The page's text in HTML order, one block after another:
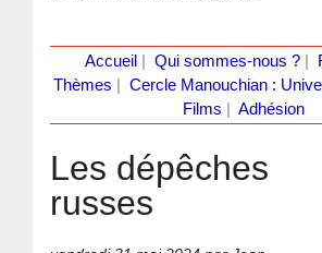
Accueil Qui sommes-nous ?|
Thèmes
Cercle Manouchian :
Films
Adhésion
Les dépêches
russes